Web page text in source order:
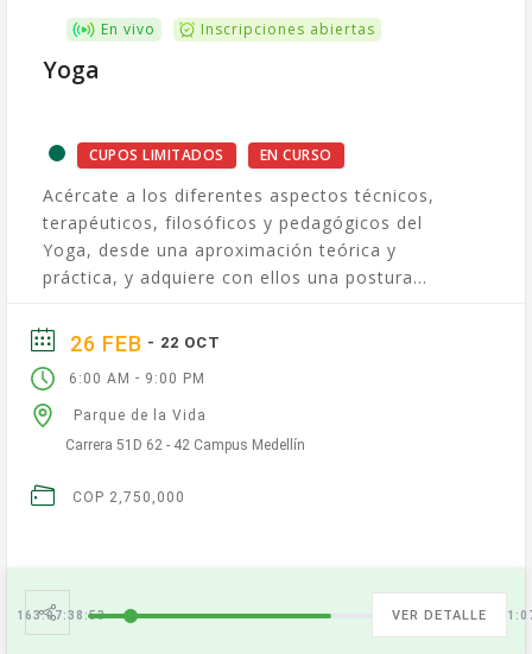
En vivo Inscripciones abiertas
Yoga
CUPOS LIMITADOS EN CURSO
Acércate a los diferentes aspectos técnicos,
terapéuticos, filosóficos y pedagógicos del
Yoga, desde una aproximación teórica y
práctica, y adquiere con ellos una postura
26 FEB - 22 OCT
6:00 AM - 9:00 PM
Parque de la Vida
Carrera 51D 62 - 42 Campus Medellín
COP 2,750,000
163:07:38:54 VER DETALLE